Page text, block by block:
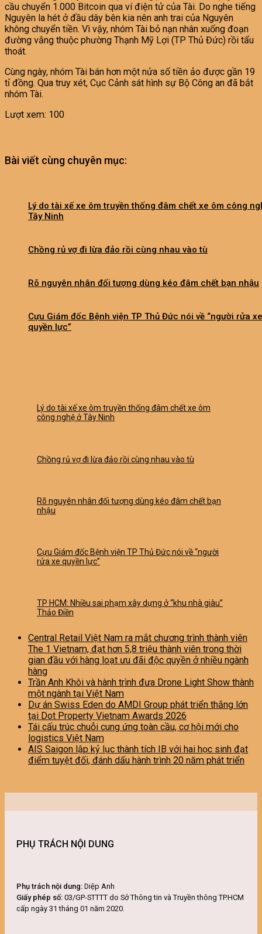
cầu chuyển 1.000 Bitcoin qua ví điện tử của Tài. Do nghe tiếng
Nguyên la hét ở đầu dây bên kia nên anh trai của Nguyên
không chuyển tiền. Vì vậy, nhóm Tài bỏ nạn nhân xuống đoạn
đường vắng thuộc phường Thạnh Mỹ Lợi (TP Thủ Đức) rồi tẩu
thoát.
Cùng ngày, nhóm Tài bán hơn một nửa số tiền ảo được gần 19
tỉ đồng. Qua truy xét, Cục Cảnh sát hình sự Bộ Công an đã bắt
nhóm Tài.
Lượt xem: 100
Bài viết cùng chuyên mục:
Lý do tài xế xe ôm truyền thống đâm chết xe ôm công
Tây Ninh
Chồng rủ vợ đi lừa đảo rồi cùng nhau vào tù
Rõ nguyên nhân đối tượng dùng kéo đâm chết bạn nhậu
Cựu Giám đốc Bệnh viện TP Thủ Đức nói về “người rửa xe
quyền lực”
Lý do tài xế xe ôm truyền thống đâm chết xe ôm
công nghệ ở Tây Ninh
Chồng rủ vợ đi lừa đảo rồi cùng nhau vào tù
Rõ nguyên nhân đối tượng dùng kéo đâm chết bạn
nhậu
Cựu Giám đốc Bệnh viện TP Thủ Đức nói về “người
rửa xe quyền lực”
TP HCM: Nhiều sai phạm xây dựng ở “khu nhà giàu”
Thảo Điền
Central Retail Việt Nam ra mắt chương trình thành viên
The 1 Vietnam, đạt hơn 5,8 triệu thành viên trong thời
gian đầu với hàng loạt ưu đãi độc quyền ở nhiều ngành
hàng
Trần Anh Khôi và hành trình đưa Drone Light Show thành
một ngành tại Việt Nam
Dự án Swiss Eden do AMDI Group phát triển thắng lớn
tại Dot Property Vietnam Awards 2026
Tái cấu trúc chuỗi cung ứng toàn cầu, cơ hội mới cho
logistics Việt Nam
AIS Saigon lập kỷ lục thành tích IB với hai học sinh đạt
điểm tuyệt đối, đánh dấu hành trình 20 năm phát triển
PHỤ TRÁCH NỘI DUNG
Phụ trách nội dung: Diệp Anh
Giấy phép số: 03/GP-STTTT do Sở Thông tin và Truyền thông TP.HCM
cấp ngày 31 tháng 01 năm 2020.